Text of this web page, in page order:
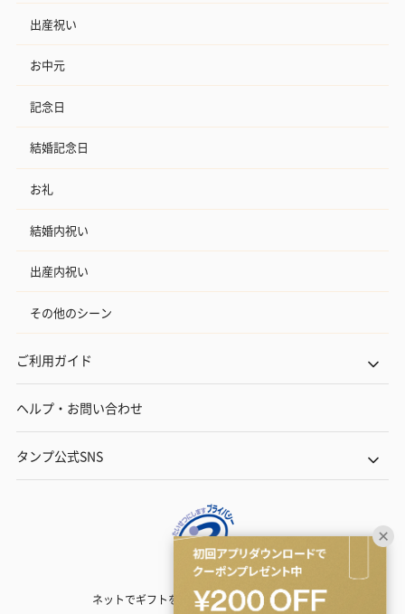
出産祝い
お中元
記念日
結婚記念日
お礼
結婚内祝い
出産内祝い
その他のシーン
ご利用ガイド
ヘルプ・お問い合わせ
タンプ公式SNS
ネットでギフトを贈るなら | TANP（タンプ）